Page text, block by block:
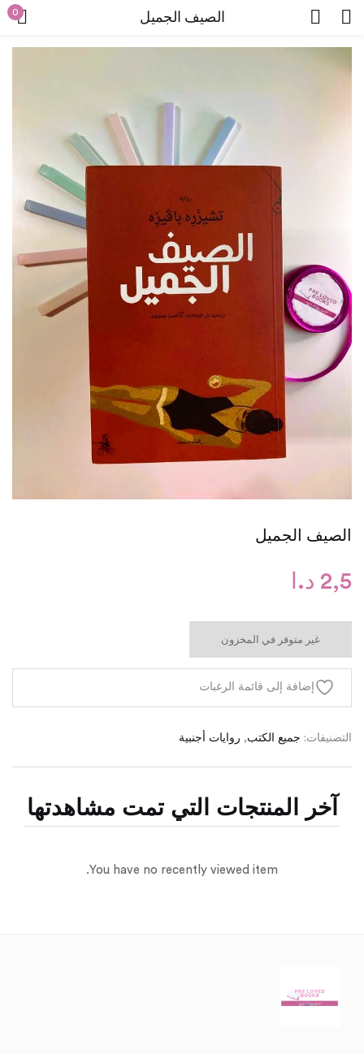
الصيف الجميل 0
الصيف الجميل
2,5 د.ا
غير متوفر في المخزون
إضافة إلى قائمة الرغبات
التصنيفات: جميع الكتب, روايات أجنبية
آخر المنتجات التي تمت مشاهدتها
You have no recently viewed item.
Sign in
Remember me
Lost password?
Log in
Create an account